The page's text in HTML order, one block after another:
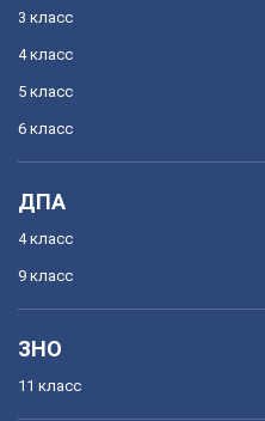
3 класс
4 класс
5 класс
6 класс
ДПА
4 класс
9 класс
ЗНО
11 класс